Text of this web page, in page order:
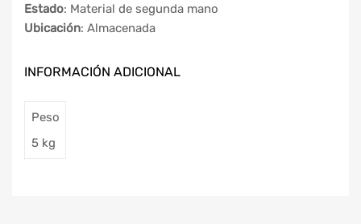
Estado: Material de segunda mano
Ubicación: Almacenada
INFORMACIÓN ADICIONAL
Peso
5 kg